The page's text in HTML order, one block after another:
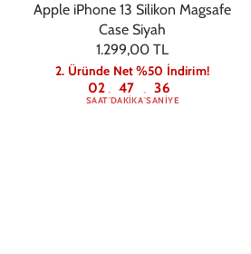
Apple iPhone 13 Silikon Magsafe
Case Siyah
1.299,00 TL
2. Üründe Net %50 İndirim!
02
SAAT: 47
DAKIKA: 36
SANIYE